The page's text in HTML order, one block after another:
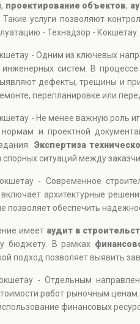
, проектирование объектов,
. Такие услуги позволяют
- Технадзор - Кокшетау.
- Одним из ключевых
инженерных систем. В
дефекты, трещины и
перепланировке или
- Не менее важную роль
и проектной
Экспертиза
спорных ситуаций между
- Современное
архитектурные
позволяет обеспечить
имеет аудит в
бюджету. В рамках
подход позволяет выявить
- Отдельным
работ рыночным
финансовых